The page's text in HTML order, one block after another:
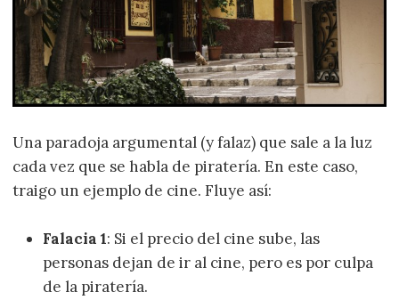
Una paradoja argumental (y falaz) que sale a la luz
cada vez que se habla de piratería. En este caso,
traigo un ejemplo de cine. Fluye así:
Falacia 1: Si el precio del cine sube, las
personas dejan de ir al cine, pero es por culpa
de la piratería.